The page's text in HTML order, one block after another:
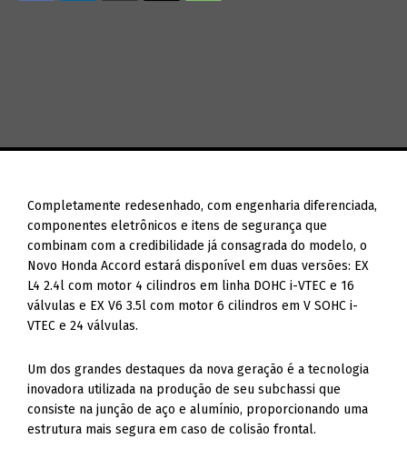
Completamente redesenhado, com engenharia diferenciada,
componentes eletrônicos e itens de segurança que
combinam com a credibilidade já consagrada do modelo, o
Novo Honda Accord estará disponível em duas versões: EX
L4 2.4l com motor 4 cilindros em linha DOHC i-VTEC e 16
válvulas e EX V6 3.5l com motor 6 cilindros em V SOHC i-
VTEC e 24 válvulas.
Um dos grandes destaques da nova geração é a tecnologia
inovadora utilizada na produção de seu subchassi que
consiste na junção de aço e alumínio, proporcionando uma
estrutura mais segura em caso de colisão frontal.